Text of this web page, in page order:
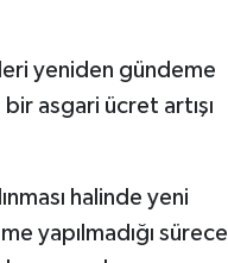
yeniden gündeme
asgari ücret artışı
halinde yeni
yapılmadığı sürece